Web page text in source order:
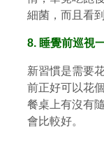
細菌，而且看
8. 睡覺前巡視
新習慣是需要
前正好可以花
餐桌上有沒有
會比較好。